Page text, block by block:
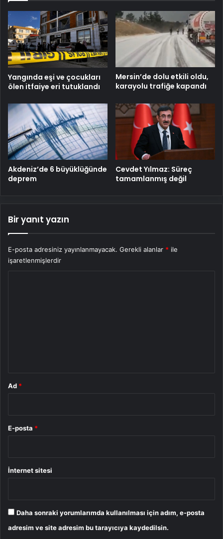
Yangında eşi ve çocukları
ölen itfaiye eri tutuklandı
Mersin’de dolu etkili oldu,
karayolu trafiğe kapandı
Akdeniz’de 6 büyüklüğünde
deprem
Cevdet Yılmaz: Süreç
tamamlanmış değil
Bir yanıt yazın
E-posta adresiniz yayınlanmayacak. Gerekli alanlar * ile
işaretlenmişlerdir
Ad *
E-posta *
İnternet sitesi
Daha sonraki yorumlarımda kullanılması için adım, e-posta
adresim ve site adresim bu tarayıcıya kaydedilsin.